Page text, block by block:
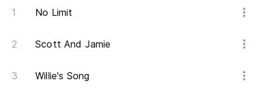
No Limit
Scott And Jamie
Willie's Song